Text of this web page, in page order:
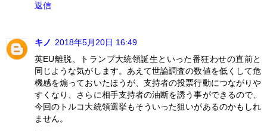
返信
キノ 2018年5月20日 16:49
英EU離脱、トランプ大統領誕生といった番狂わせの直前と
同じような気がします。あえて世論調査の数値を低くして危
機感を煽っておいたほうが、支持者の投票行動につながりや
すくなり、さらに相手支持者の油断を誘う事ができるので、
今回のトルコ大統領選挙もそういった狙いがあるのかもしれ
ません。